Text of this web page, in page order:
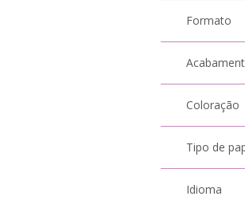
Formato
Coloração
Tipo de
Idioma